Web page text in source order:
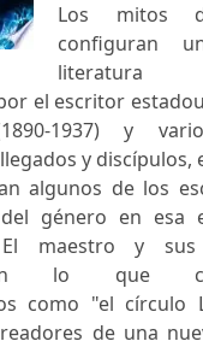
Los mitos
configuran
literatura
el escritor
1937) y
y discípulos,
algunos de los
del género en esa
El maestro y sus
lo que
como "el círculo
de una